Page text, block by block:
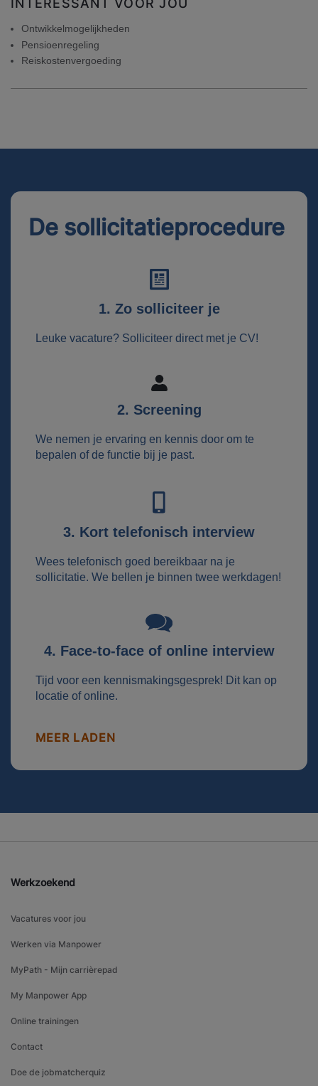
INTERESSANT VOOR JOU
Ontwikkelmogelijkheden
Pensioenregeling
Reiskostenvergoeding
De sollicitatieprocedure
1. Zo solliciteer je
Leuke vacature? Solliciteer direct met je CV!
2. Screening
We nemen je ervaring en kennis door om te
bepalen of de functie bij je past.
3. Kort telefonisch interview
Wees telefonisch goed bereikbaar na je
sollicitatie. We bellen je binnen twee werkdagen!
4. Face-to-face of online interview
Tijd voor een kennismakingsgesprek! Dit kan op
locatie of online.
MEER LADEN
Werkzoekend
Vacatures voor jou
Werken via Manpower
MyPath - Mijn carrièrepad
My Manpower App
Online trainingen
Contact
Doe de jobmatcherquiz